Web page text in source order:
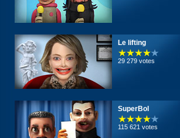
Le lifting
29 279 votes
SuperBol
115 621 votes